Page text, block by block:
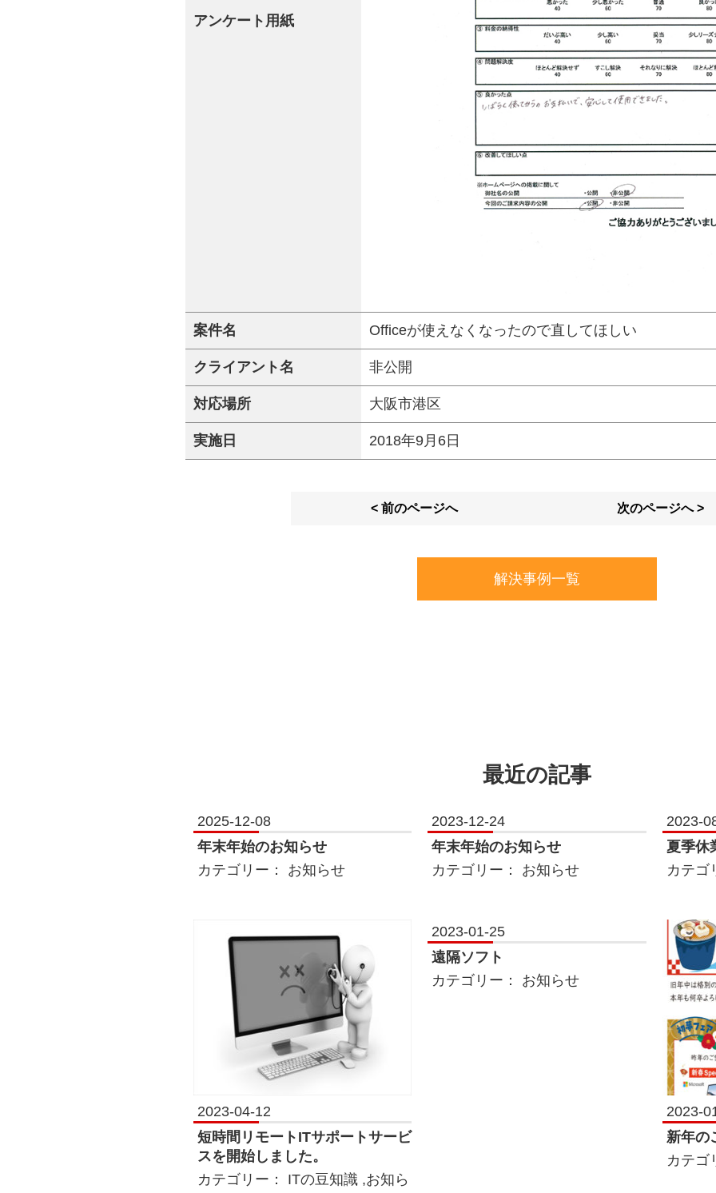
アンケート用紙
案件名 Officeが使えなくなったので直してほしい
クライアント名 非公開
対応場所 大阪市港区
実施日 2018年9月6日
< 前のページへ 次のページへ >
解決事例一覧
最近の記事
2025-12-08
年末年始のお知らせ
カテゴリー： お知らせ
2023-12-24
年末年始のお知らせ
カテゴリー： お知らせ
2023-
夏季休
カテゴ
2023-04-12
短時間リモートITサポートサービ
スを開始しました。
カテゴリー： ITの豆知識 ,お知ら
2023-01-25
遠隔ソフト
カテゴリー： お知らせ
2023-
新年の
カテゴ